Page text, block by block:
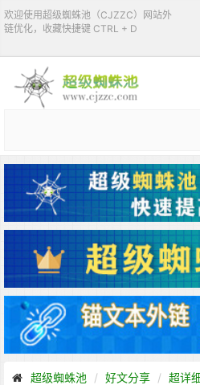
欢迎使用超级蜘蛛池（CJZZC）网站外
链优化，收藏快捷键 CTRL + D
超级蜘蛛池 好文分享 超详